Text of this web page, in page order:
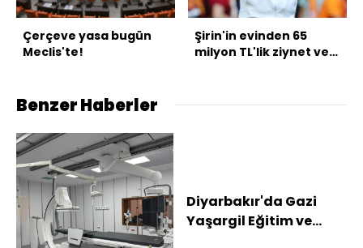
Çerçeve yasa bugün
Meclis'te!
Şirin'in evinden 65
milyon TL'lik ziynet ve
Benzer Haberler
Diyarbakır'da Gazi
Yaşargil Eğitim ve